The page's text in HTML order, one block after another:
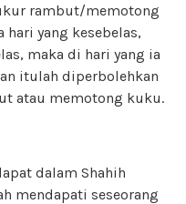
rambut/memotong
yang kesebelas,
maka di hari yang ia
itulah diperbolehkan
atau memotong kuku.
dalam Shahih
mendapati seseorang